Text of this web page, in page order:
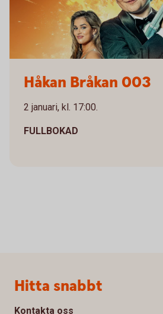
Håkan Bråkan 003
2 januari, kl. 17:00.
FULLBOKAD
Sidfot
Hitta snabbt
Kontakta oss